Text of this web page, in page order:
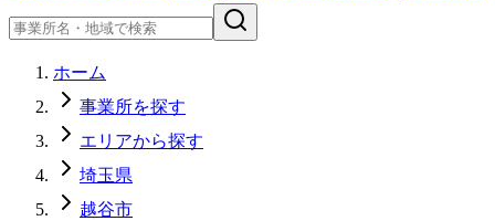
ホーム
事業所を探す
エリアから探す
埼玉県
越谷市